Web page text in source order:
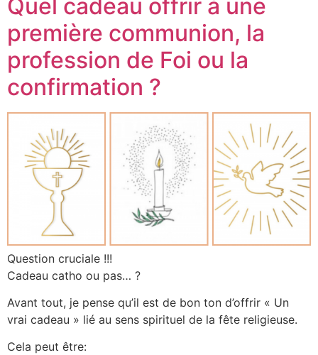
Quel cadeau offrir à une
première communion, la
profession de Foi ou la
confirmation ?
Question cruciale !!!
Cadeau catho ou pas… ?
Avant tout, je pense qu’il est de bon ton d’offrir « Un
vrai cadeau » lié au sens spirituel de la fête religieuse.
Cela peut être: